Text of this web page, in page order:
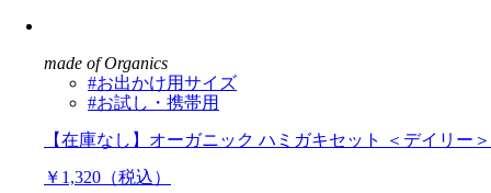
made of Organics
#お出かけ用サイズ
#お試し・携帯用
【在庫なし】オーガニック ハミガキセット ＜デイリー＞
￥1,320（税込）